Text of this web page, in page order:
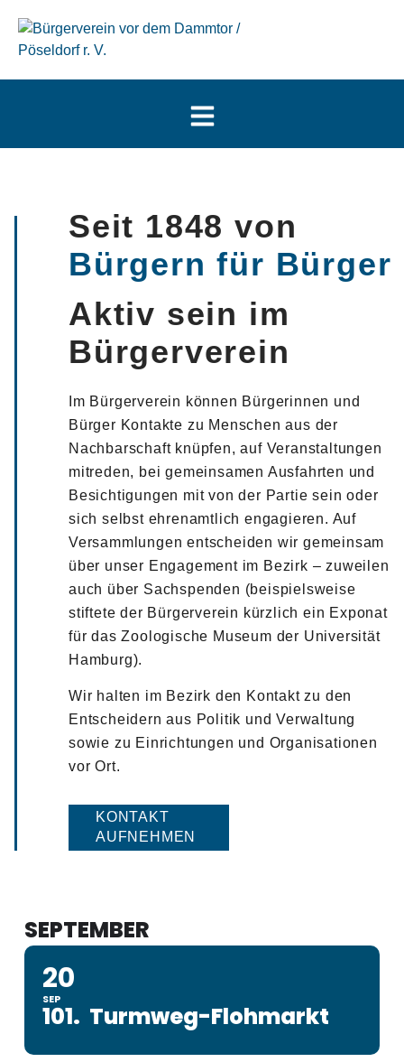
Seit 1848 von
Bürgern für Bürger
Aktiv sein im
Bürgerverein
Im Bürgerverein können Bürgerinnen und
Bürger Kontakte zu Menschen aus der
Nachbarschaft knüpfen, auf Veranstaltungen
mitreden, bei gemeinsamen Ausfahrten und
Besichtigungen mit von der Partie sein oder
sich selbst ehrenamtlich engagieren. Auf
Versammlungen entscheiden wir gemeinsam
über unser Engagement im Bezirk – zuweilen
auch über Sachspenden (beispielsweise
stiftete der Bürgerverein kürzlich ein Exponat
für das Zoologische Museum der Universität
Hamburg).
Wir halten im Bezirk den Kontakt zu den
Entscheidern aus Politik und Verwaltung
sowie zu Einrichtungen und Organisationen
vor Ort.
KONTAKT
AUFNEHMEN
SEPTEMBER
20
SEP
101. Turmweg-Flohmarkt